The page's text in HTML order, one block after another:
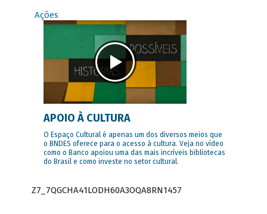
Ações
APOIO À CULTURA
O Espaço Cultural é apenas um dos diversos meios que
o BNDES oferece para o acesso à cultura. Veja no vídeo
como o Banco apoiou uma das mais incríveis bibliotecas
do Brasil e como investe no setor cultural.
Z7_7QGCHA41LODH60A3OQA8RN1457